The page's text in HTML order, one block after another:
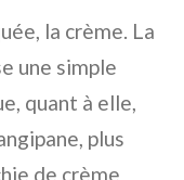
la crème. La
une simple
quant à elle,
plus
de crème